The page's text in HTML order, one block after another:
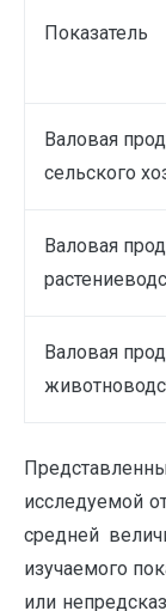
Показатель
Валовая
сельского
Валовая
Валовая
исследуемой
средней
изучаемого
или